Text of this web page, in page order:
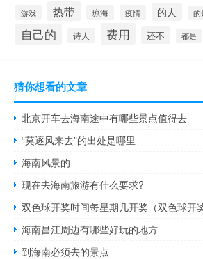
游戏 热带 琼海 疫情 的人 的
自己的 诗人 费用 还不 都是
猜你想看的文章
北京开车去海南途中有哪些景点值得去
“莫逐风来去”的出处是哪里
海南风景的
现在去海南旅游有什么要求?
双色球开奖时间每星期几开奖（双色球开
海南昌江周边有哪些好玩的地方
到海南必须去的景点